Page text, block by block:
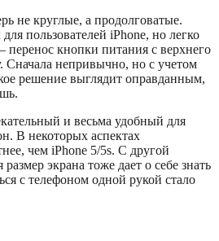
не круглые, а продолговатые.
пользователей iPhone, но легко
кнопки питания с верхнего
Сначала непривычно, но с учетом
решение выглядит оправданным,
и весьма удобный для
В некоторых аспектах
чем iPhone 5/5s. С другой
экрана тоже дает о себе знать
с телефоном одной рукой стало